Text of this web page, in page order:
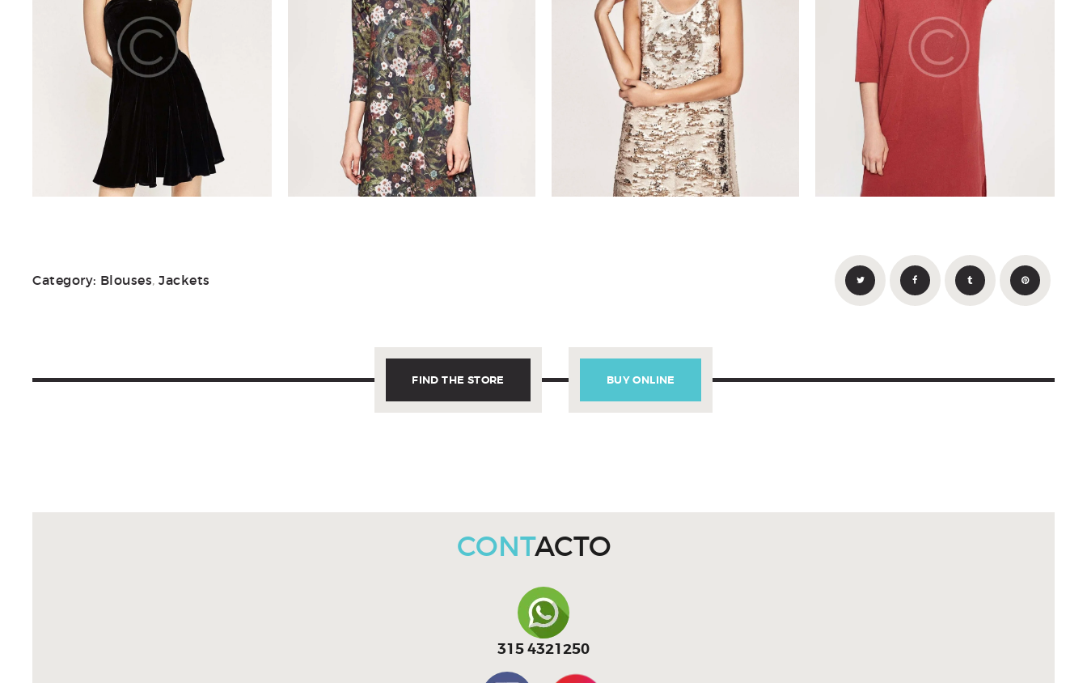
Category: Blouses, Jackets
FIND THE STORE BUY ONLINE
CONTACTO
315 4321250